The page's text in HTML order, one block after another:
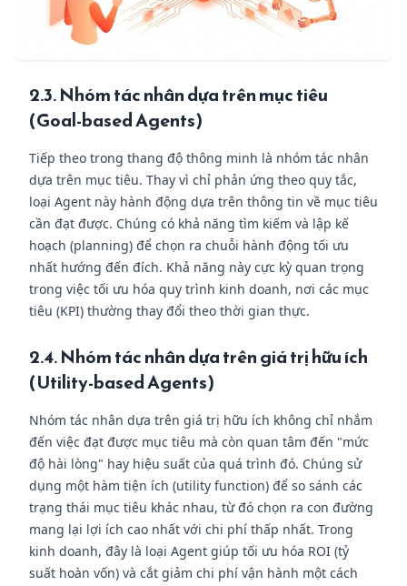
2.3. Nhóm tác nhân dựa trên mục tiêu
(Goal-based Agents)
Tiếp theo trong thang độ thông minh là nhóm tác nhân
dựa trên mục tiêu. Thay vì chỉ phản ứng theo quy tắc,
loại Agent này hành động dựa trên thông tin về mục tiêu
cần đạt được. Chúng có khả năng tìm kiếm và lập kế
hoạch (planning) để chọn ra chuỗi hành động tối ưu
nhất hướng đến đích. Khả năng này cực kỳ quan trọng
trong việc tối ưu hóa quy trình kinh doanh, nơi các mục
tiêu (KPI) thường thay đổi theo thời gian thực.
2.4. Nhóm tác nhân dựa trên giá trị hữu ích
(Utility-based Agents)
Nhóm tác nhân dựa trên giá trị hữu ích không chỉ nhắm
đến việc đạt được mục tiêu mà còn quan tâm đến "mức
độ hài lòng" hay hiệu suất của quá trình đó. Chúng sử
dụng một hàm tiện ích (utility function) để so sánh các
trạng thái mục tiêu khác nhau, từ đó chọn ra con đường
mang lại lợi ích cao nhất với chi phí thấp nhất. Trong
kinh doanh, đây là loại Agent giúp tối ưu hóa ROI (tỷ
suất hoàn vốn) và cắt giảm chi phí vận hành một cách